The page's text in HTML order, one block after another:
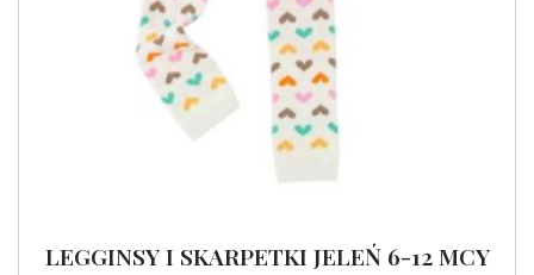
LEGGINSY I SKARPETKI JELEŃ 6-12 MCY